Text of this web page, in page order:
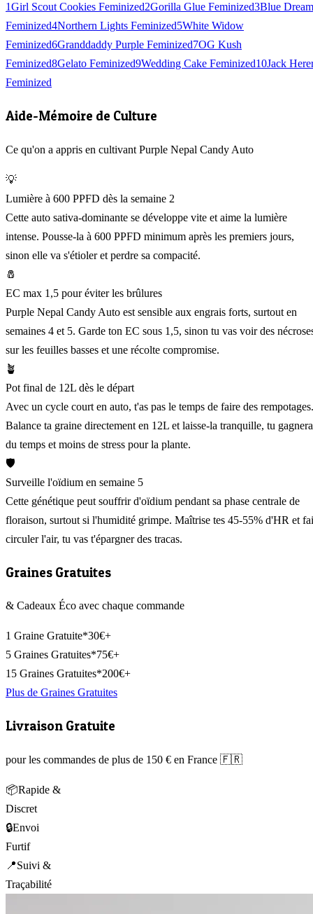
1Girl Scout Cookies Feminized2Gorilla Glue Feminized3Blue Dream
Feminized4Northern Lights Feminized5White Widow
Feminized6Granddaddy Purple Feminized7OG Kush
Feminized8Gelato Feminized9Wedding Cake Feminized10Jack
Feminized
Aide-Mémoire de Culture
Ce qu'on a appris en cultivant Purple Nepal Candy Auto
💡
Lumière à 600 PPFD dès la semaine 2
Cette auto sativa-dominante se développe vite et aime la lumière
intense. Pousse-la à 600 PPFD minimum après les premiers jours,
sinon elle va s'étioler et perdre sa compacité.
🧂
EC max 1,5 pour éviter les brûlures
Purple Nepal Candy Auto est sensible aux engrais forts, surtout en
semaines 4 et 5. Garde ton EC sous 1,5, sinon tu vas voir des
sur les feuilles basses et une récolte compromise.
🪴
Pot final de 12L dès le départ
Avec un cycle court en auto, t'as pas le temps de faire des rempotages.
Balance ta graine directement en 12L et laisse-la tranquille, tu
du temps et moins de stress pour la plante.
🛡️
Surveille l'oïdium en semaine 5
Cette génétique peut souffrir d'oïdium pendant sa phase centrale de
floraison, surtout si l'humidité grimpe. Maîtrise tes 45-55% d'HR et
circuler l'air, tu vas t'épargner des tracas.
Graines Gratuites
& Cadeaux Éco avec chaque commande
1 Graine Gratuite*30€+
5 Graines Gratuites*75€+
15 Graines Gratuites*200€+
Plus de Graines Gratuites
Livraison Gratuite
pour les commandes de plus de 150 € en France 🇫🇷
📦Rapide &
Discret
🔒Envoi
Furtif
📍Suivi &
Traçabilité